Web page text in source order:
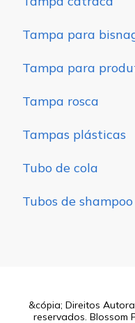
Tampa para
Tampa para
Tampa rosca
Tampas plásticas
Tubo de cola
Tubos de shampoo
&cópia; Direitos
reservados. Blossom